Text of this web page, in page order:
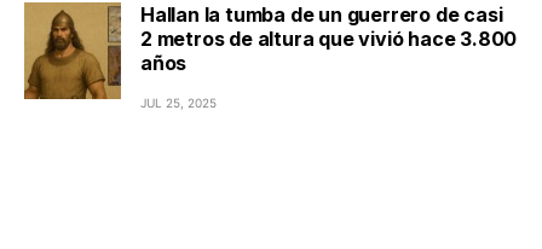
Hallan la tumba de un guerrero de casi
2 metros de altura que vivió hace 3.800
años
JUL 25, 2025